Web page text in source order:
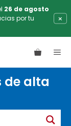
26 de agosto
por tu
×
de alta